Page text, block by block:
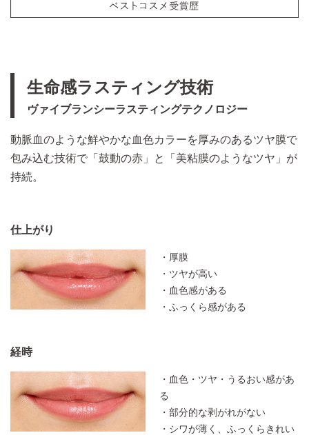
生命感ラスティング技術
ヴァイブランシーラスティングテクノロジー
動脈血のような鮮やかな血色カラーを厚みのあるツヤ膜で
包み込む技術で「鼓動の赤」と「美粘膜のようなツヤ」が
持続。​
仕上がり
・厚膜
・ツヤが高い
・血色感がある
・ふっくら感がある
経時
・血色・ツヤ・うるおい感があ
る
・部分的な剥がれがない
・シワが薄く、ふっくらきれい